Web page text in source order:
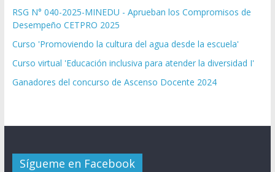
RSG N° 040-2025-MINEDU - Aprueban los Compromisos de
Desempeño CETPRO 2025
Curso 'Promoviendo la cultura del agua desde la escuela'
Curso virtual 'Educación inclusiva para atender la diversidad I'
Ganadores del concurso de Ascenso Docente 2024
Sígueme en Facebook